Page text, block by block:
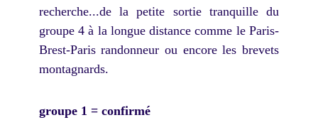
recherche...de la petite sortie tranquille du
groupe 4 à la longue distance comme le Paris-
Brest-Paris randonneur ou encore les brevets
montagnards.
groupe 1 = confirmé